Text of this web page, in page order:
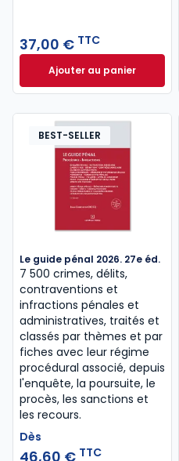
37,00 € TTC
Ajouter au panier
Code de
BEST-SELLER
Le guide pénal 2026. 27e éd.
7 500 crimes, délits,
contraventions et
infractions pénales et
administratives, traités et
classés par thèmes et par
fiches avec leur régime
procédural associé, depuis
l'enquête, la poursuite, le
procès, les sanctions et
les recours.
Dès
46,60 € TTC